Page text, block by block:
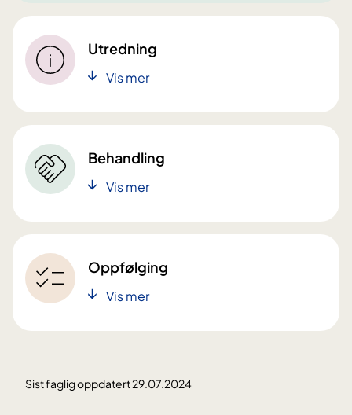
Utredning
Vis mer
Behandling
Vis mer
Oppfølging
Vis mer
Sist faglig oppdatert 29.07.2024